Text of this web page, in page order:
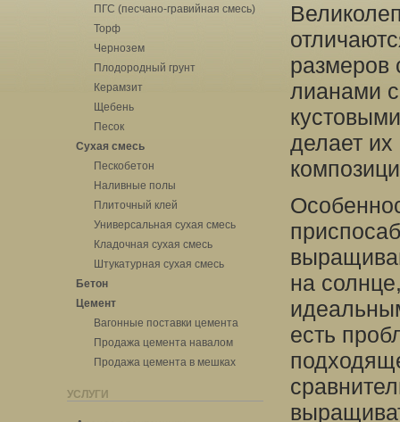
ПГС (песчано-гравийная смесь)
Торф
Чернозем
Плодородный грунт
Керамзит
Щебень
Песок
Сухая смесь
Пескобетон
Наливные полы
Плиточный клей
Универсальная сухая смесь
Кладочная сухая смесь
Штукатурная сухая смесь
Бетон
Цемент
Вагонные поставки цемента
Продажа цемента навалом
Продажа цемента в мешках
УСЛУГИ
размеров
лианами
делает
на
есть